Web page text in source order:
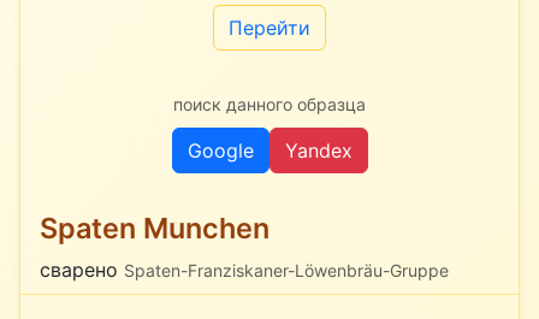
Перейти
поиск данного образца
Google Yandex
Spaten Munchen
сварено Spaten-Franziskaner-Löwenbräu-Gruppe